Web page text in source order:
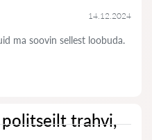
14.12.2024
ma soovin sellest loobuda.
politseilt trahvi,